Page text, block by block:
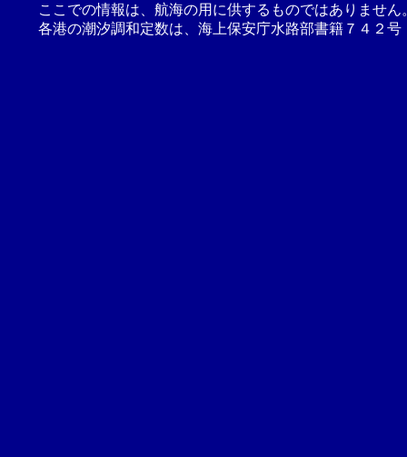
ここでの情報は、航海の用に供するものではありませ
各港の潮汐調和定数は、海上保安庁水路部書籍７４２